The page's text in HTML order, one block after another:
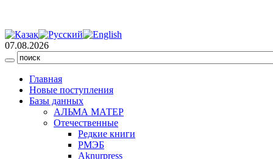
07.08.2026
Главная
Новые поступления
Базы данных
АЛЬМА МАТЕР
Отечественные
Редкие книги
РМЭБ
Аknurpress